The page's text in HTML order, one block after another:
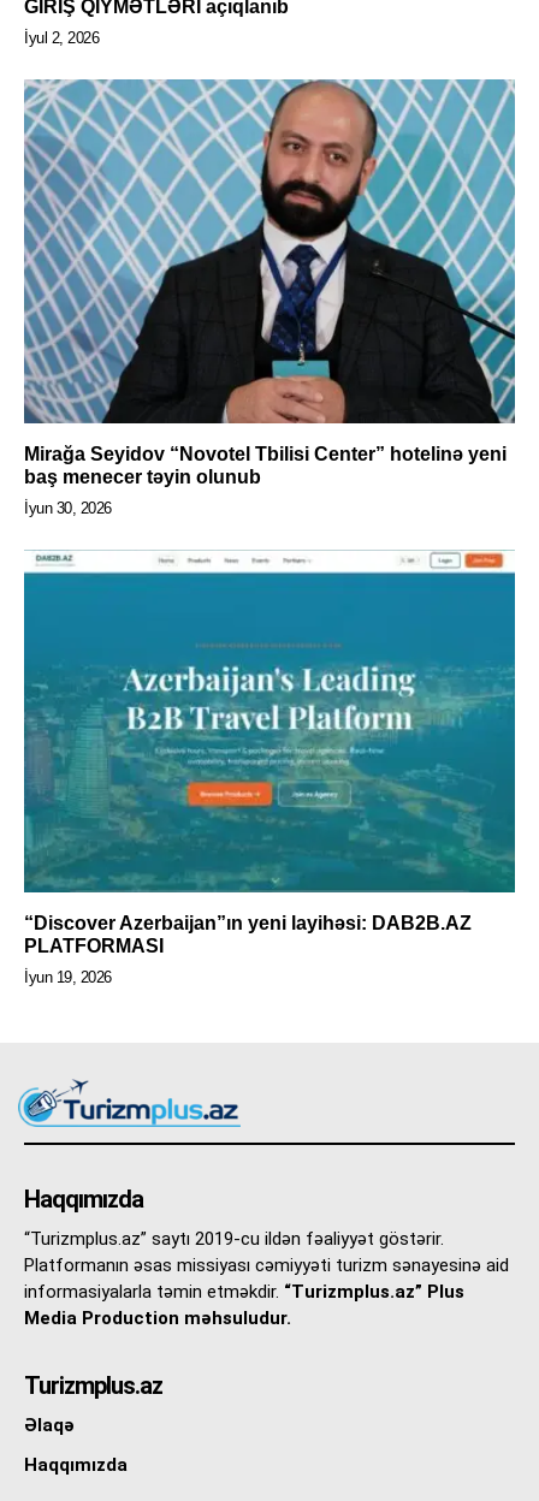
GİRİŞ QİYMƏTLƏRİ açıqlanıb
İyul 2, 2026
Mirağa Seyidov “Novotel Tbilisi Center” hotelinə yeni
baş menecer təyin olunub
İyun 30, 2026
“Discover Azerbaijan”ın yeni layihəsi: DAB2B.AZ
PLATFORMASI
İyun 19, 2026
Haqqımızda
“Turizmplus.az” saytı 2019-cu ildən fəaliyyət göstərir.
Platformanın əsas missiyası cəmiyyəti turizm sənayesinə aid
informasiyalarla təmin etməkdir. “Turizmplus.az” Plus
Media Production məhsuludur.
Turizmplus.az
Əlaqə
Haqqımızda